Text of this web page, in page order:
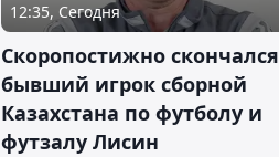
12:35, Сегодня
Скоропостижно скончался
бывший игрок сборной
Казахстана по футболу и
футзалу Лисин